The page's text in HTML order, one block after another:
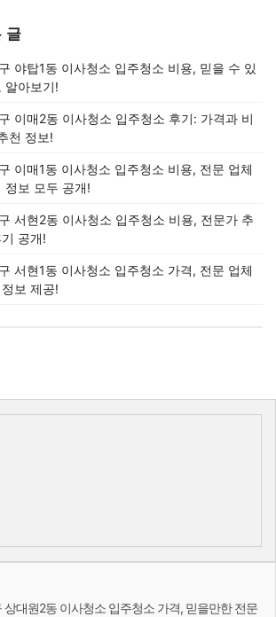
글
야탑1동 이사청소 입주청소 비용, 믿을 수 있
알아보기!
이매2동 이사청소 입주청소 후기: 가격과 비
천 정보!
이매1동 이사청소 입주청소 비용, 전문 업체
정보 모두 공개!
서현2동 이사청소 입주청소 비용, 전문가 추
공개!
서현1동 이사청소 입주청소 가격, 전문 업체
보 제공!
상대원2동 이사청소 입주청소 가격, 믿을만한 전문